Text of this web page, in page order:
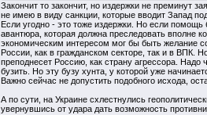
Закончит то закончит, но издержки не преминут
не имею в виду санкции, которые вводит Запад
Если угодно - это тоже издержки. Но если помощь
авантюра, которая должна преследовать вполне
экономическим интересом мог бы быть желание
России, как в гражданском секторе, так и в ВПК.
преподнесет Россию, как страну агрессора. Надо
бузить. Но эту бузу хунта, у которой уже
Важно сейчас не допустить подобного исхода,
А по сути, на Украине схлестнулись
увернувшись от удара дать возможность